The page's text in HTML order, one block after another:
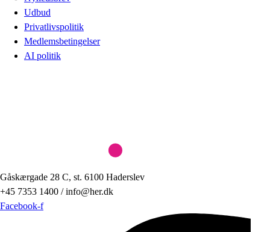
Udbud
Privatlivspolitik
Medlemsbetingelser
AI politik
Gåskærgade 28 C, st. 6100 Haderslev
+45 7353 1400 / info@her.dk
Facebook-f